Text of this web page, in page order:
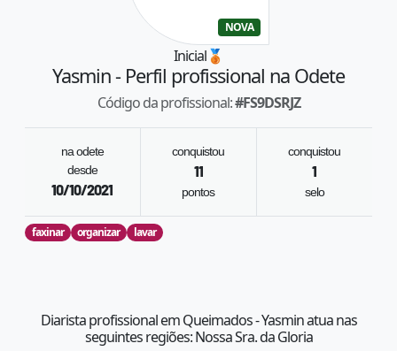
NOVA
Inicial🥉
Yasmin- Perfil profissional na Odete
Código da profissional:#FS9DSRJZ
na odete
desde
10/10/2021
conquistou
11
pontos
conquistou
1
selo
faxinar organizar lavar
Diarista profissional em Queimados - Yasmin atua nas
seguintes regiões: Nossa Sra. da Gloria